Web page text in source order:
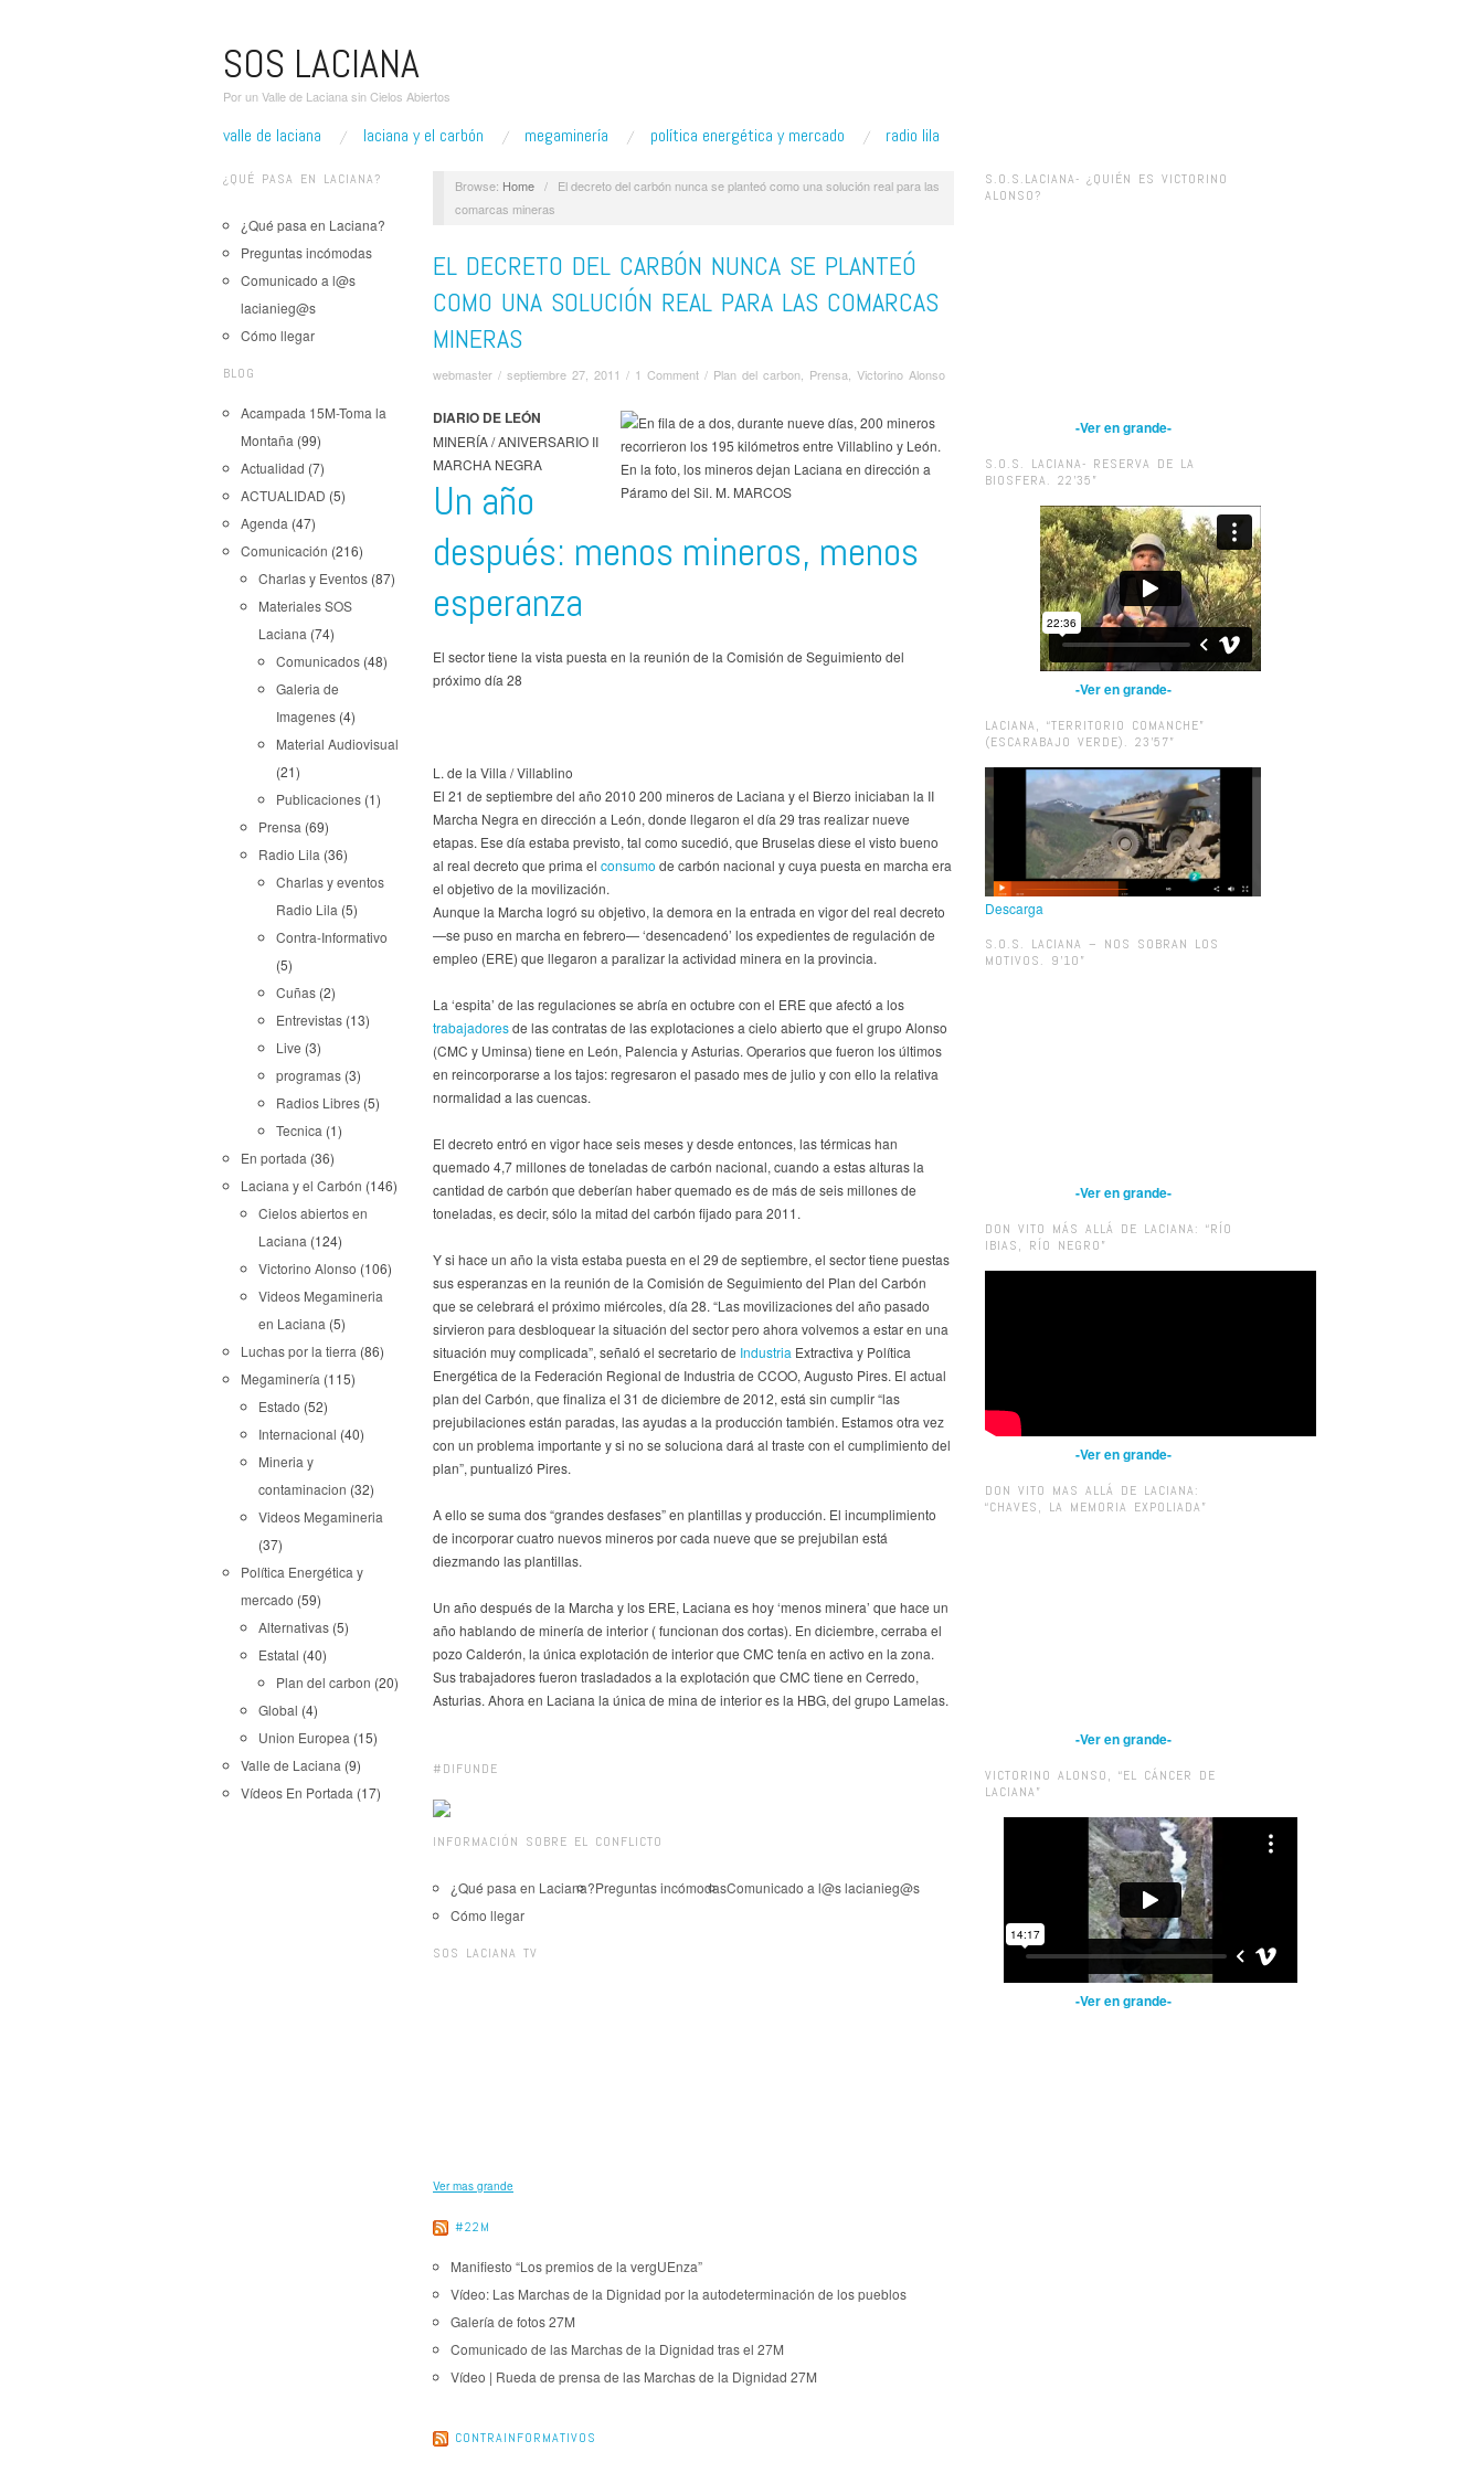
SOS LACIANA
Por un Valle de Laciana sin Cielos Abiertos
valle de laciana laciana y el carbón megaminería política energética y mercado radio lila
¿QUÉ PASA EN LACIANA?
¿Qué pasa en Laciana?
Preguntas incómodas
Comunicado a l@s
lacianieg@s
Cómo llegar
BLOG
Acampada 15M-Toma la
Montaña (99)
Actualidad (7)
ACTUALIDAD (5)
Agenda (47)
Comunicación (216)
Charlas y Eventos (87)
Materiales SOS
Laciana (74)
Comunicados (48)
Galeria de
Imagenes (4)
Material Audiovisual
(21)
Publicaciones (1)
Prensa (69)
Radio Lila (36)
Charlas y eventos
Radio Lila (5)
Contra-Informativo
(5)
Cuñas (2)
Entrevistas (13)
Live (3)
programas (3)
Radios Libres (5)
Tecnica (1)
En portada (36)
Laciana y el Carbón (146)
Cielos abiertos en
Laciana (124)
Victorino Alonso (106)
Videos Megamineria
en Laciana (5)
Luchas por la tierra (86)
Megaminería (115)
Estado (52)
Internacional (40)
Mineria y
contaminacion (32)
Videos Megamineria
(37)
Política Energética y
mercado (59)
Alternativas (5)
Estatal (40)
Plan del carbon (20)
Global (4)
Union Europea (15)
Valle de Laciana (9)
Vídeos En Portada (17)
Browse: Home /
El decreto del carbón nunca se planteó como una solución real para las
comarcas mineras
EL DECRETO DEL CARBÓN NUNCA SE PLANTEÓ
COMO UNA SOLUCIÓN REAL PARA LAS COMARCAS
MINERAS
webmaster / septiembre 27, 2011 / 1 Comment / Plan del carbon Prensa Victorino Alonso
DIARIO DE LEÓN
MINERÍA / ANIVERSARIO II
MARCHA NEGRA
Un año
después: menos mineros, menos
esperanza
El sector tiene la vista puesta en la reunión de la Comisión de Seguimiento del
próximo día 28
L. de la Villa / Villablino
El 21 de septiembre del año 2010 200 mineros de Laciana y el Bierzo iniciaban la II
Marcha Negra en dirección a León, donde llegaron el día 29 tras realizar nueve
etapas. Ese día estaba previsto, tal como sucedió, que Bruselas diese el visto bueno
al real decreto que prima el consumo de carbón nacional y cuya puesta en marcha era
el objetivo de la movilización.
Aunque la Marcha logró su objetivo, la demora en la entrada en vigor del real decreto
—se puso en marcha en febrero— ‘desencadenó’ los expedientes de regulación de
empleo (ERE) que llegaron a paralizar la actividad minera en la provincia.
La ‘espita’ de las regulaciones se abría en octubre con el ERE que afectó a los
trabajadoresde las contratas de las explotaciones a cielo abierto que el grupo Alonso
(CMC y Uminsa) tiene en León, Palencia y Asturias. Operarios que fueron los últimos
en reincorporarse a los tajos: regresaron el pasado mes de julio y con ello la relativa
normalidad a las cuencas.
El decreto entró en vigor hace seis meses y desde entonces, las térmicas han
quemado 4,7 millones de toneladas de carbón nacional, cuando a estas alturas la
cantidad de carbón que deberían haber quemado es de más de seis millones de
toneladas, es decir, sólo la mitad del carbón fijado para 2011.
Y si hace un año la vista estaba puesta en el 29 de septiembre, el sector tiene puestas
sus esperanzas en la reunión de la Comisión de Seguimiento del Plan del Carbón
que se celebrará el próximo miércoles, día 28. “Las movilizaciones del año pasado
sirvieron para desbloquear la situación del sector pero ahora volvemos a estar en una
situación muy complicada”, señaló el secretario de Industria Extractiva y Política
Energética de la Federación Regional de Industria de CCOO, Augusto Pires. El actual
plan del Carbón, que finaliza el 31 de diciembre de 2012, está sin cumplir “las
prejubilaciones están paradas, las ayudas a la producción también. Estamos otra vez
con un problema importante y si no se soluciona dará al traste con el cumplimiento del
plan”, puntualizó Pires.
A ello se suma dos “grandes desfases” en plantillas y producción. El incumplimiento
de incorporar cuatro nuevos mineros por cada nueve que se prejubilan está
diezmando las plantillas.
Un año después de la Marcha y los ERE, Laciana es hoy ‘menos minera’ que hace un
año hablando de minería de interior ( funcionan dos cortas). En diciembre, cerraba el
pozo Calderón, la única explotación de interior que CMC tenía en activo en la zona.
Sus trabajadores fueron trasladados a la explotación que CMC tiene en Cerredo,
Asturias. Ahora en Laciana la única de mina de interior es la HBG, del grupo Lamelas.
#DIFUNDE
INFORMACIÓN SOBRE EL CONFLICTO
¿Qué pasa en Laciana?Preguntas incómodasComunicado a l@s lacianieg@s
Cómo llegar
SOS LACIANA TV
Ver mas grande
#22M
Manifiesto “Los premios de la vergUEnza”
Vídeo: Las Marchas de la Dignidad por la autodeterminación de los pueblos
Galería de fotos 27M
Comunicado de las Marchas de la Dignidad tras el 27M
Vídeo | Rueda de prensa de las Marchas de la Dignidad 27M
CONTRAINFORMATIVOS
S.O.S.LACIANA- ¿QUIÉN ES VICTORINO
ALONSO?
-Ver en grande-
S.O.S. LACIANA- RESERVA DE LA
BIOSFERA. 22’35”
-Ver en grande-
LACIANA, “TERRITORIO COMANCHE”
(ESCARABAJO VERDE). 23’57”
Descarga
S.O.S. LACIANA – NOS SOBRAN LOS
MOTIVOS. 9’10”
-Ver en grande-
DON VITO MÁS ALLÁ DE LACIANA: “RÍO
IBIAS, RÍO NEGRO”
-Ver en grande-
DON VITO MAS ALLÁ DE LACIANA:
“CHAVES, LA MEMORIA EXPOLIADA”
-Ver en grande-
VICTORINO ALONSO, “EL CÁNCER DE
LACIANA”
-Ver en grande-